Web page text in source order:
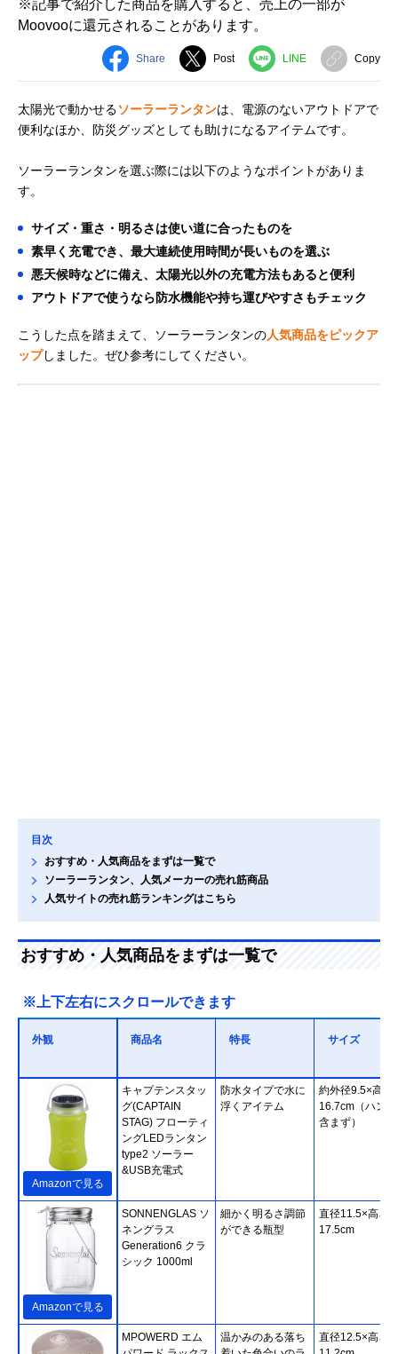
※記事で紹介した商品を購入すると、売上の一部が
Moovooに還元されることがあります。
Share Post LINE Copy
太陽光で動かせるソーラーランタンは、電源のないアウトドアで
便利なほか、防災グッズとしても助けになるアイテムです。
ソーラーランタンを選ぶ際には以下のようなポイントがありま
す。
サイズ・重さ・明るさは使い道に合ったものを
素早く充電でき、最大連続使用時間が長いものを選ぶ
悪天候時などに備え、太陽光以外の充電方法もあると便利
アウトドアで使うなら防水機能や持ち運びやすさもチェック
こうした点を踏まえて、ソーラーランタンの人気商品をピックア
ップしました。ぜひ参考にしてください。
目次
おすすめ・人気商品をまずは一覧で
ソーラーランタン、人気メーカーの売れ筋商品
人気サイトの売れ筋ランキングはこちら
おすすめ・人気商品をまずは一覧で
※上下左右にスクロールできます
外観 商品名 特長 サイズ
Amazonで見る
キャプテンスタッ
グ(CAPTAIN
STAG) フローティ
ングLEDランタン
type2 ソーラー
&USB充電式
防水タイプで水に
浮くアイテム
約外径9.5×高さ
16.7cm（ハン
含まず）
Amazonで見る
SONNENGLAS ソ
ネングラス
Generation6 クラ
シック 1000ml
細かく明るさ調節
ができる瓶型
直径11.5×高さ
17.5cm
‎MPOWERD エム
温かみのある落ち
直径12.5×高さ